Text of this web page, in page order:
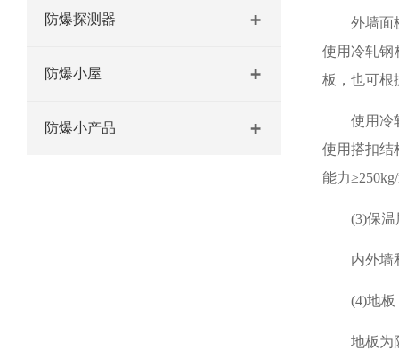
防爆探测器
防爆小屋
防爆小产品
外墙面
使用冷轧钢
板，也可根
使用冷
使用搭扣结
能力
(3)保温
内外墙
(4)地板
地板为